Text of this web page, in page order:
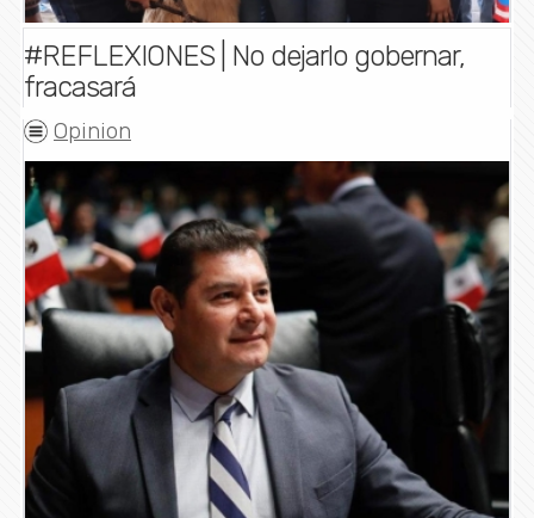
#REFLEXIONES | No dejarlo gobernar,
fracasará
Opinion